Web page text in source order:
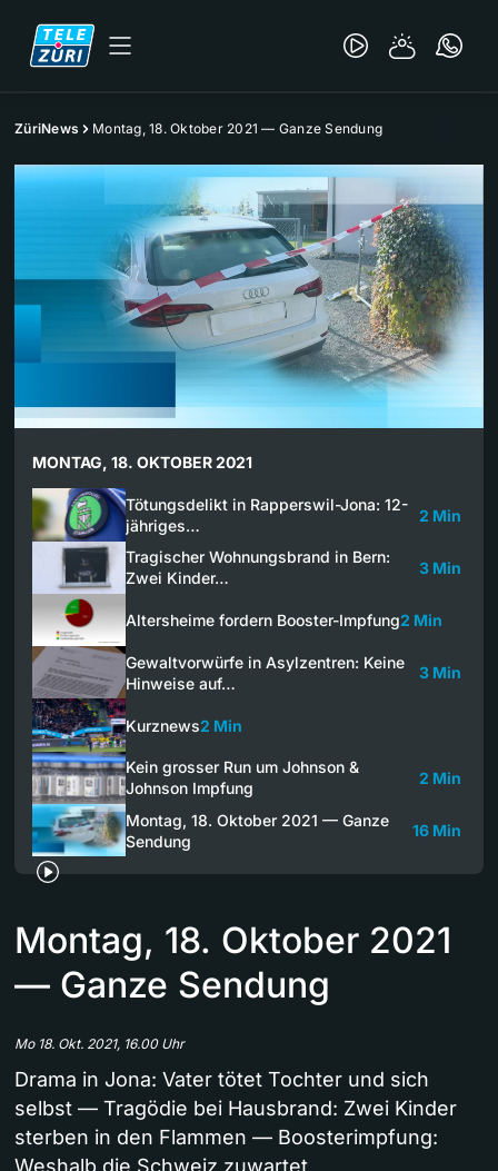
ZüriNews Montag, 18. Oktober 2021 — Ganze Sendung
MONTAG, 18. OKTOBER 2021
Tötungsdelikt in Rapperswil-Jona: 12-
jähriges…
2 Min
Tragischer Wohnungsbrand in Bern:
Zwei Kinder…
3 Min
Altersheime fordern Booster-Impfung2 Min
Gewaltvorwürfe in Asylzentren: Keine
Hinweise auf…
3 Min
Kurznews2 Min
Kein grosser Run um Johnson &
Johnson Impfung
2 Min
Montag, 18. Oktober 2021 — Ganze
Sendung
16 Min
Montag, 18. Oktober 2021
— Ganze Sendung
Mo 18. Okt. 2021, 16.00 Uhr
Drama in Jona: Vater tötet Tochter und sich
selbst — Tragödie bei Hausbrand: Zwei Kinder
sterben in den Flammen — Boosterimpfung:
Weshalb die Schweiz zuwartet